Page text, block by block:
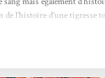
de l’histoire d’une tigresse
viennent en aide et le sauvent
des histoires ainsi